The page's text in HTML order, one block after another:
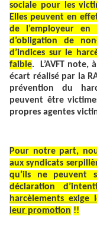
sociale pour les
Elles peuvent en
de l’employeur
d’obligation de
d’indices sur le
faible. L’AVFT note,
écart réalisé par la
prévention du
peuvent être
propres agentes
Pour notre part,
aux syndicats
qu’ils ne peuvent
déclaration
harcèlements
leur promotion !!